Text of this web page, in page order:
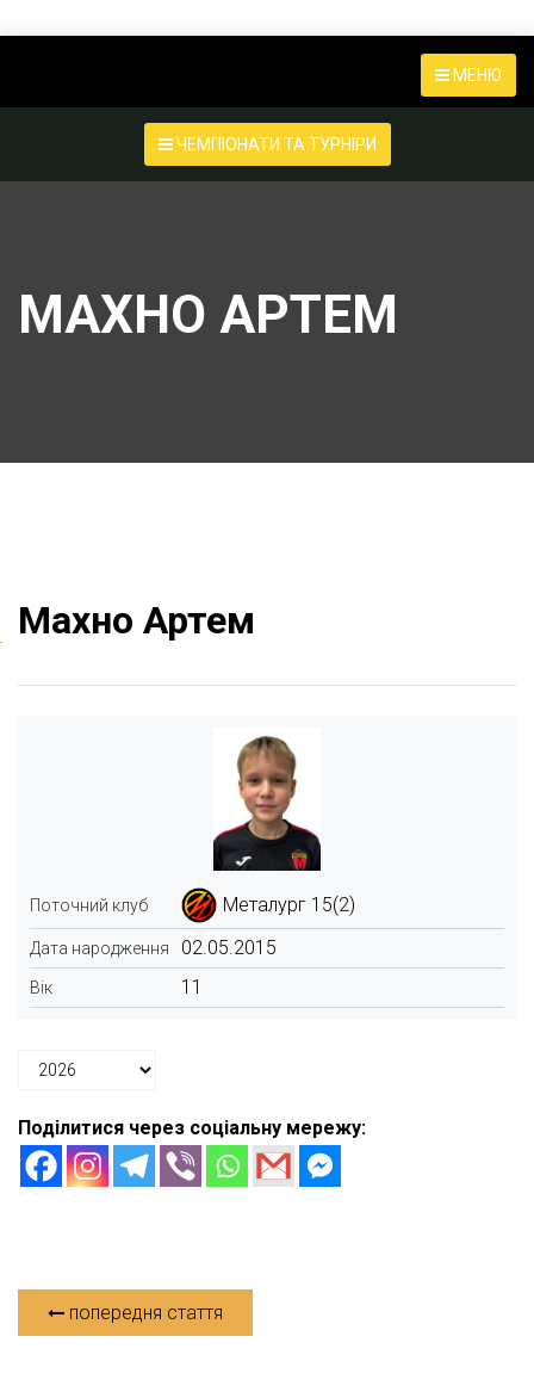
МЕНЮ
ЧЕМПІОНАТИ ТА ТУРНІРИ
МАХНО АРТЕМ
Махно Артем
Поточний клуб Металург 15(2)
Дата народження 02.05.2015
Вік 11
Поділитися через соціальну мережу:
попередня стаття